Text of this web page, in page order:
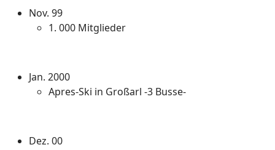
Nov. 99
1. 000 Mitglieder
Jan. 2000
Apres-Ski in Großarl -3 Busse-
Dez. 00